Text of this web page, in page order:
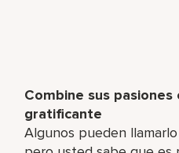
Combine sus
gratificante
Algunos pueden